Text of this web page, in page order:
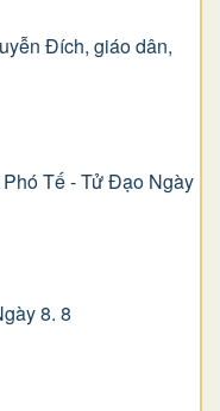
Ðích, giáo dân,
Tế - Tử Đạo Ngày
8. 8